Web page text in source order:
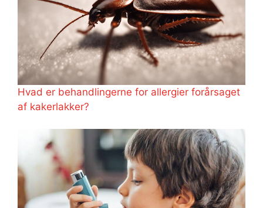
Hvad er behandlingerne for allergier forårsaget
af kakerlakker?